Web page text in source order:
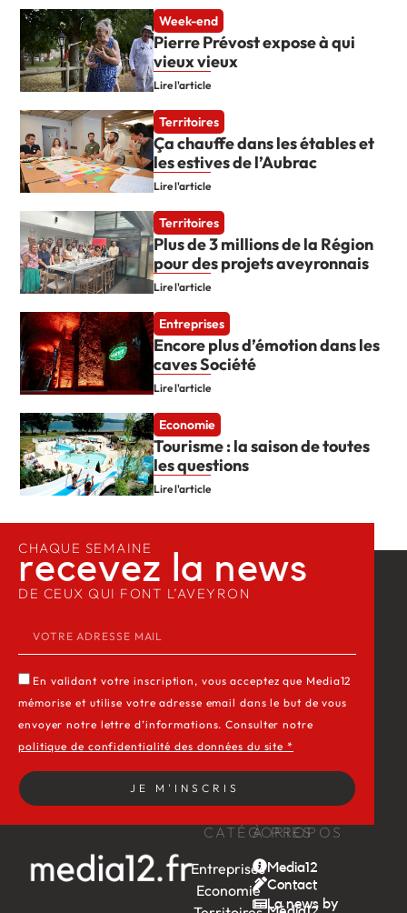
Week-end
Pierre Prévost expose à qui
vieux vieux
Lire l'article
Territoires
Ça chauffe dans les étables et
les estives de l’Aubrac
Lire l'article
Territoires
Plus de 3 millions de la Région
pour des projets aveyronnais
Lire l'article
Entreprises
Encore plus d’émotion dans les
caves Société
Lire l'article
Economie
Tourisme : la saison de toutes
les questions
Lire l'article
CATÉGORIES
Entreprises
Economie
À PROPOS
Media12
Contact
La news by
CHAQUE SEMAINE
recevez la news​
DE CEUX QUI FONT L’AVEYRON
En validant votre inscription, vous acceptez que Media12
mémorise et utilise votre adresse email dans le but de vous
envoyer notre lettre d’informations. Consulter notre
politique de confidentialité des données du site *
JE M'INSCRIS